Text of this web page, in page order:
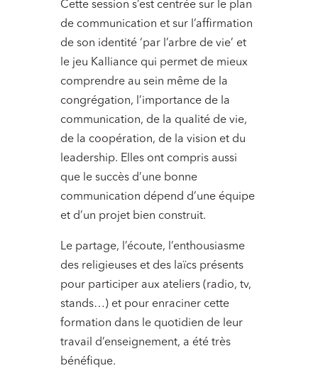
Cette session s’est centrée sur le plan
de communication et sur l’affirmation
de son identité ‘par l’arbre de vie’ et
le jeu Kalliance qui permet de mieux
comprendre au sein même de la
congrégation, l’importance de la
communication, de la qualité de vie,
de la coopération, de la vision et du
leadership. Elles ont compris aussi
que le succès d’une bonne
communication dépend d’une équipe
et d’un projet bien construit.
Le partage, l’écoute, l’enthousiasme
des religieuses et des laïcs présents
pour participer aux ateliers (radio, tv,
stands…) et pour enraciner cette
formation dans le quotidien de leur
travail d’enseignement, a été très
bénéfique.